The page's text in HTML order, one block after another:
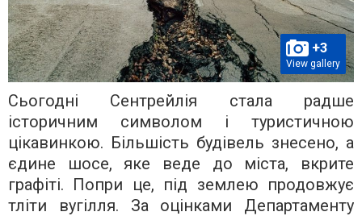
+3
View gallery
Сьогодні Сентрейлія стала радше
історичним символом і туристичною
цікавинкою. Більшість будівель знесено, а
єдине шосе, яке веде до міста, вкрите
графіті. Попри це, під землею продовжує
тліти вугілля. За оцінками Департаменту